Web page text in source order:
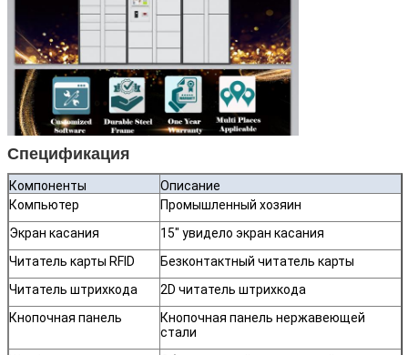
Спецификация
Компоненты
Описание
Компьютер
Промышленный хозяин
Экран касания
15" увидело экран касания
Читатель карты RFID
Безконтактный читатель карты
Читатель штрихкода
2D читатель штрихкода
Кнопочная панель
Кнопочная панель нержавеющей
стали